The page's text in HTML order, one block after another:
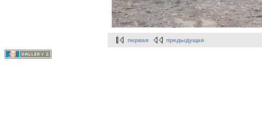
первая предыдущая